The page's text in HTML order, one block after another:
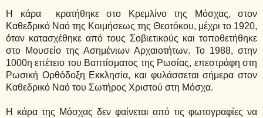
Η κάρα κρατήθηκε στο Κρεμλίνο της Μόσχας, στον
Καθεδρικό Ναό της Κοιμήσεως της Θεοτόκου, μέχρι το 1920,
όταν κατασχέθηκε από τους Σοβιετικούς και τοποθετήθηκε
στο Μουσείο της Ασημένιων Αρχαιοτήτων. Το 1988, στην
1000η επέτειο του Βαπτίσματος της Ρωσίας, επεστράφη στη
Ρωσική Ορθόδοξη Εκκλησία, και φυλάσσεται σήμερα στον
Καθεδρικό Ναό του Σωτήρος Χριστού στη Μόσχα.
Η κάρα της Μόσχας δεν φαίνεται από τις φωτογραφίες να